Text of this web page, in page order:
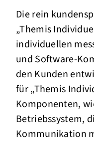
Die rein
„Themis
individuellen
und Software-
den Kunden
für „Themis
Komponenten,
Betriebssystem,
Kommunikation